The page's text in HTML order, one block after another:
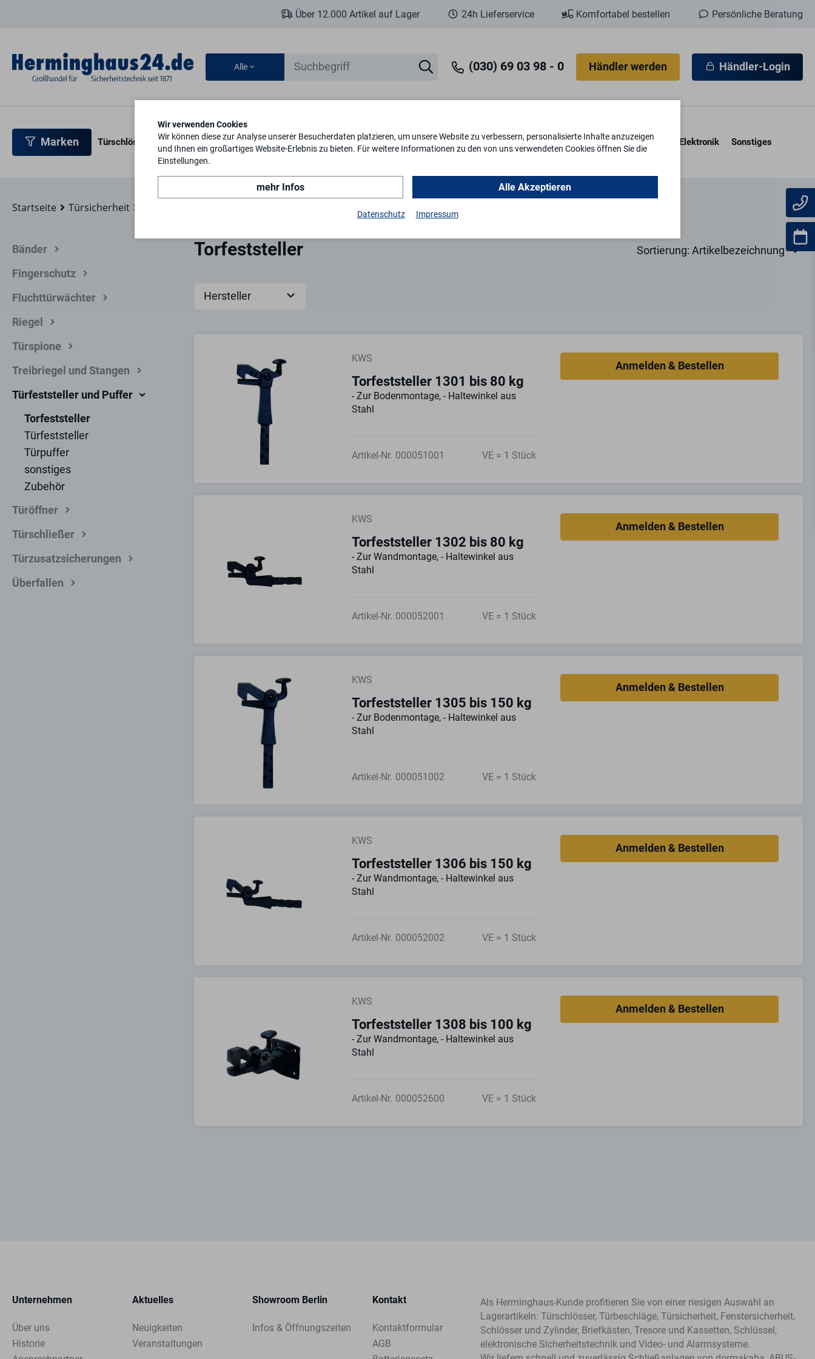
Über 12.000 Artikel auf Lager 24h Lieferservice Komfortabel bestellen Persönliche Beratung
Alle (030) 69 03 98 - 0 Händler werden Händler-Login
Marken Türschlösser Türbeschläge Türsicherheit Fenstersicherheit Schlösser & Zylinder Briefkästen Tresore & Kassetten Schlüssel Elektronik Sonstiges
Startseite Türsicherheit
Bänder
Fingerschutz
Fluchttürwächter
Riegel
Türspione
Treibriegel und Stangen
Türfeststeller und Puffer
Torfeststeller
Türfeststeller
Türpuffer
sonstiges
Zubehör
Türöffner
Türschließer
Türzusatzsicherungen
Überfallen
Torfeststeller
Hersteller
KWS
Torfeststeller 1301 bis 80 kg
- Zur Bodenmontage, - Haltewinkel aus
Stahl
Artikel-Nr. 000051001 VE = 1 Stück
KWS
Torfeststeller 1302 bis 80 kg
- Zur Wandmontage, - Haltewinkel aus
Stahl
Artikel-Nr. 000052001 VE = 1 Stück
KWS
Torfeststeller 1305 bis 150 kg
- Zur Bodenmontage, - Haltewinkel aus
Stahl
Artikel-Nr. 000051002 VE = 1 Stück
KWS
Torfeststeller 1306 bis 150 kg
- Zur Wandmontage, - Haltewinkel aus
Stahl
Artikel-Nr. 000052002 VE = 1 Stück
KWS
Torfeststeller 1308 bis 100 kg
- Zur Wandmontage, - Haltewinkel aus
Stahl
Artikel-Nr. 000052600 VE = 1 Stück
Unternehmen
Über uns
Historie
Aktuelles
Neuigkeiten
Veranstaltungen
Showroom Berlin
Infos & Öffnungszeiten
Kontakt
Kontaktformular
AGB
Als Herminghaus-Kunde profitieren Sie von einer riesigen Auswahl an
Lagerartikeln: Türschlösser, Türbeschläge, Türsicherheit, Fenstersicherheit,
Schlösser und Zylinder, Briefkästen, Tresore und Kassetten, Schlüssel,
elektronische Sicherheitstechnik und Video- und Alarmsysteme.
Wir verwenden Cookies
Wir können diese zur Analyse unserer Besucherdaten platzieren, um unsere Website zu verbessern, personalisierte Inhalte anzuzeigen
und Ihnen ein großartiges Website-Erlebnis zu bieten. Für weitere Informationen zu den von uns verwendeten Cookies öffnen Sie die
Einstellungen.
mehr Infos Alle Akzeptieren
Datenschutz Impressum